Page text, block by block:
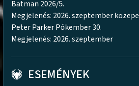
Batman 2026/5.
Megjelenés: 2026. szeptember közepe
Peter Parker Pókember 30.
Megjelenés: 2026. szeptember
ESEMÉNYEK